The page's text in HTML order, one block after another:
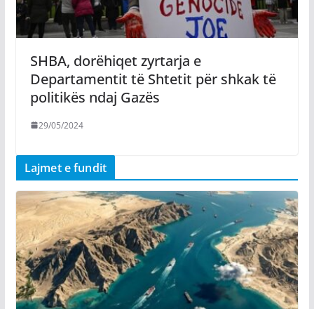
SHBA, dorëhiqet zyrtarja e
Departamentit të Shtetit për shkak të
politikës ndaj Gazës
29/05/2024
Lajmet e fundit